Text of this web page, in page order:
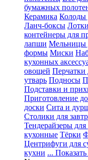
бумажных
Керамика Колоды
Ланч-боксы
контейнеры для
лапши Мельницы
формы Миски
кухонных
овощей Перчатки
утварь Подносы
Подставки и
Приготовление
доски Сита и
Столики для
Тендерайзеры для
кухонные Тёрки
Центрифуги для
кухни ... Показать